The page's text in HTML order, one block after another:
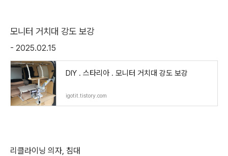
모니터 거치대 강도 보강
- 2025.02.15
DIY . 스타리아 . 모니터 거치대 강도 보강
igotit.tistory.com
리클라이닝 의자, 침대